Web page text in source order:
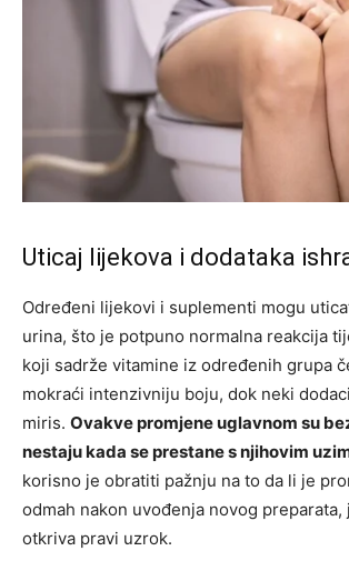
Uticaj lijekova i dodataka
Određeni lijekovi i suplementi mogu
urina, što je potpuno normalna reakcija
koji sadrže vitamine iz određenih grupa
mokraći intenzivniju boju, dok neki
miris. Ovakve promjene uglavnom su
nestaju kada se prestane s njihovim
korisno je obratiti pažnju na to da li je
odmah nakon uvođenja novog preparata,
otkriva pravi uzrok.